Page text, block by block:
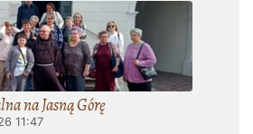
na Jasną Górę
11:47